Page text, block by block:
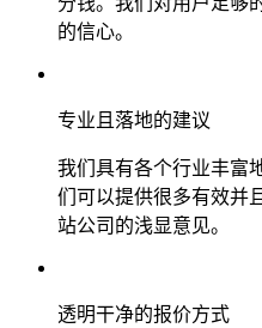
的信心。
专业且落地的建议
我们具有各个行业丰富
们可以提供很多有效并
站公司的浅显意见。
透明干净的报价方式